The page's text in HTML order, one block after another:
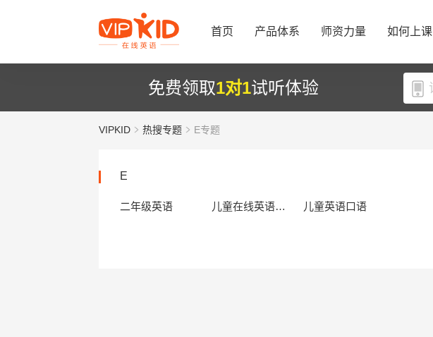
首页 产品体系 师资力量 如何上课
免费领取1对1试听体验
VIPKID 热搜专题 E专题
E
二年级英语 儿童在线英语哪个好 儿童英语口语